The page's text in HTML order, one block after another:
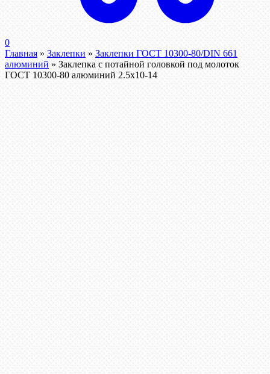
0
Главная » Заклепки » Заклепки ГОСТ 10300-80/DIN 661
алюминий » Заклепка с потайной головкой под молоток
ГОСТ 10300-80 алюминий 2.5х10-14